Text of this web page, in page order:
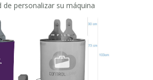
de personalizar su máquina